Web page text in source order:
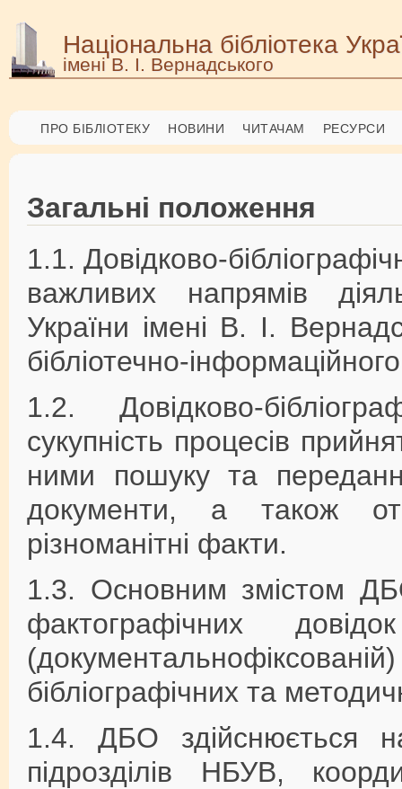
Національна бібліотека
імені В. І. Вернадського
ПРО БІБЛІОТЕКУ НОВИНИ ЧИТАЧАМ РЕСУРСИ
Загальні положення
1.1. Довідково-
важливих напрямів
України імені В. І.
бібліотечно-
1.2. Довідково-
сукупність процесів
ними пошуку та
документи, а також
різноманітні факти.
1.3. Основним змістом
фактографічних
бібліографічних та
1.4. ДБО здійснюється
підрозділів НБУВ,